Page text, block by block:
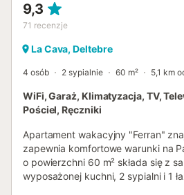
9,3
71 recenzje
La Cava, Deltebre
4 osób 2 sypialnie 60 m² 5,1 km
WiFi, Garaż, Klimatyzacja, TV,
Pościel, Ręczniki
Apartament wakacyjny "Ferran"
zapewnia komfortowe warunki na
o powierzchni 60 m² składa się z
wyposażonej kuchni, 2 sypialni i 1